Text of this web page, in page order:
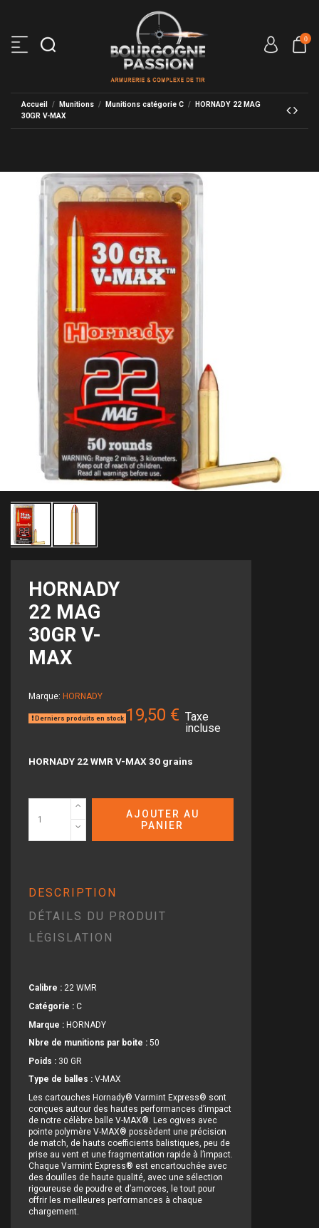
0
Accueil Munitions Munitions catégorie C
HORNADY 22 MAG
30GR V-MAX
HORNADY
22 MAG
30GR V-
MAX
Marque: HORNADY
Derniers produits en stock 19,50 € Taxe
incluse
HORNADY 22 WMR V-MAX 30 grains
AJOUTER AU
PANIER
DESCRIPTION
DÉTAILS DU PRODUIT
LÉGISLATION
Calibre : 22 WMR
Catégorie : C
Marque : HORNADY
Nbre de munitions par boite : 50
Poids : 30 GR
Type de balles : V-MAX
Les cartouches Hornady® Varmint Express® sont
conçues autour des hautes performances d’impact
de notre célèbre balle V-MAX®. Les ogives avec
pointe polymère V-MAX® possèdent une précision
de match, de hauts coefficients balistiques, peu de
prise au vent et une fragmentation rapide à l’impact.
Chaque Varmint Express® est encartouchée avec
des douilles de haute qualité, avec une sélection
rigoureuse de poudre et d’amorces, le tout pour
offrir les meilleures performances à chaque
chargement.